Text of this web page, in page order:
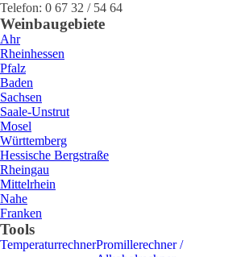
Telefon: 0 67 32 / 54 64
Weinbaugebiete
Ahr
Rheinhessen
Pfalz
Baden
Sachsen
Saale-Unstrut
Mosel
Württemberg
Hessische Bergstraße
Rheingau
Mittelrhein
Nahe
Franken
Tools
TemperaturrechnerPromillerechner /